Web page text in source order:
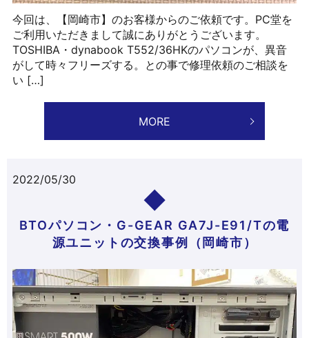
今回は、【岡崎市】のお客様からのご依頼です。PC堂を
ご利用いただきまして誠にありがとうございます。
TOSHIBA・dynabook T552/36HKのパソコンが、異音
がして時々フリーズする。との事で修理依頼のご相談を
い […]
MORE
2022/05/30
BTOパソコン・G-GEAR GA7J-E91/Tの電
源ユニットの交換事例（岡崎市）